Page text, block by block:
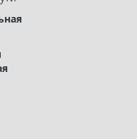
и терапия"